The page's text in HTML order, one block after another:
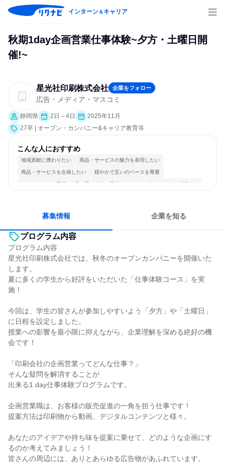
インターン＆キャリア
秋期1day企画営業仕事体験~夕方・土曜日開
催!~
星光社印刷株式会社 企業をフォロー
広告・メディア・マスコミ
静岡県 2日～4日
2025年11月
27卒 | オープン・カンパニー&キャリア教育等
こんな人におすすめ
地域貢献に携わりたい 商品・サービスの魅力を表現したい
商品・サービスを企画したい 穏やかで互いのペースを尊重
チームワークを重視 長く同じ会社に居続けられる 人とたくさん会話する
募集情報 企業を知る
プログラム内容
プログラム内容
星光社印刷株式会社では、秋冬のオープンカンパニーを開催いた
します。
夏に多くの学生から好評をいただいた「仕事体験コース」を実
施！
今回は、学生の皆さんが参加しやすいよう「夕方」や「土曜日」
に日程を設定しました。
授業への影響を最小限に抑えながら、企業理解を深める絶好の機
会です！
「印刷会社の企画営業ってどんな仕事？」
そんな疑問を解消することが
出来る1 day仕事体験プログラムです。
企画営業職は、お客様の販売促進の一角を担う仕事です！
提案方法は印刷物から動画、デジタルコンテンツと様々。
あなたのアイデアや持ち味を提案に乗せて、どのような企画にす
るのか考えてみましょう！
皆さんの周辺には、ありとあらゆる広告物があふれています。